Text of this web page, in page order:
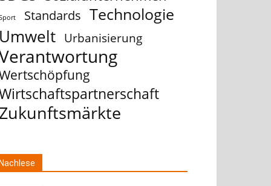
Standards Technologie
Urbanisierung